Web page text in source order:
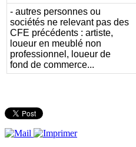
- autres personnes ou
sociétés ne relevant pas des
CFE précédents : artiste,
loueur en meublé non
professionnel, loueur de
fond de commerce...